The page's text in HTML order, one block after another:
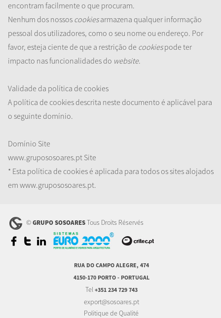
encontram facilmente o que procuram.
Nenhum dos nossos cookiesarmazena qualquer informação
pessoal dos utilizadores, como o seu nome ou endereço. Por
favor, esteja ciente de que a restrição de cookiespode ter
impacto nas funcionalidades do website.
Validade da política de cookies
A política de cookies descrita neste documento é aplicável para
o seguinte domínio.
Domínio Site
www.grupososoares.pt Site
* Esta política de cookies é aplicada para todos os sites alojados
em www.grupososoares.pt.
©GRUPO SOSOARESTous Droits Réservés
RUA DO CAMPO ALEGRE, 474
4150-170 PORTO - PORTUGAL
Tel +351 234 729 743
export@sosoares.pt
Politique de Qualité